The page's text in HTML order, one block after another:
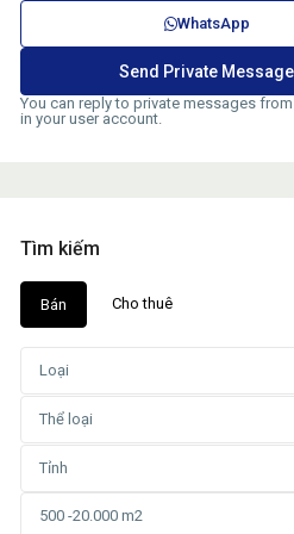
thuê nhà xưởng tại Bình Phước
WhatsApp
You can reply to private messages
in your user account.
Tìm kiếm
Bán Cho thuê
Loại
Thể loại
Tỉnh